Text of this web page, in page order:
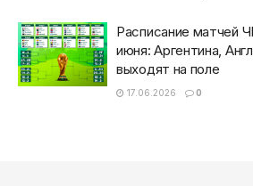
Расписание матчей
июня: Аргентина,
выходят на поле
17.06.2026 0